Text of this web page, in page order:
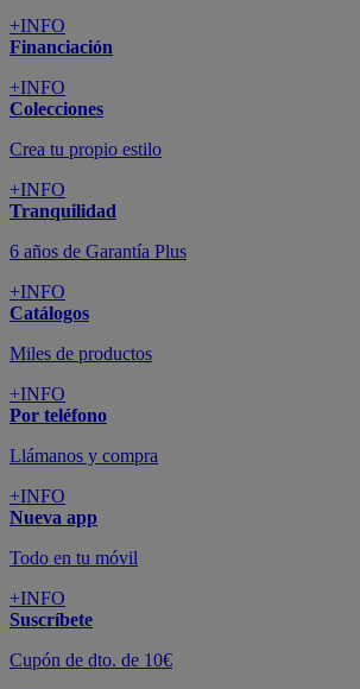
+INFO
Financiación
+INFO
Colecciones
Crea tu propio estilo
+INFO
Tranquilidad
6 años de Garantía Plus
+INFO
Catálogos
Miles de productos
+INFO
Por teléfono
Llámanos y compra
+INFO
Nueva app
Todo en tu móvil
+INFO
Suscríbete
Cupón de dto. de 10€